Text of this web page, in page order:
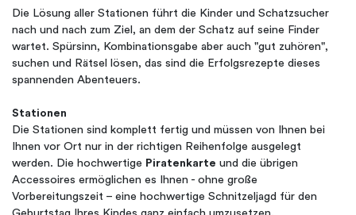
Die Lösung aller Stationen führt die Kinder und Schatzsucher
nach und nach zum Ziel, an dem der Schatz auf seine Finder
wartet. Spürsinn, Kombinationsgabe aber auch "gut zuhören",
suchen und Rätsel lösen, das sind die Erfolgsrezepte dieses
spannenden Abenteuers.
Stationen
Die Stationen sind komplett fertig und müssen von Ihnen bei
Ihnen vor Ort nur in der richtigen Reihenfolge ausgelegt
werden. Die hochwertige Piratenkarte und die übrigen
Accessoires ermöglichen es Ihnen - ohne große
Vorbereitungszeit – eine hochwertige Schnitzeljagd für den